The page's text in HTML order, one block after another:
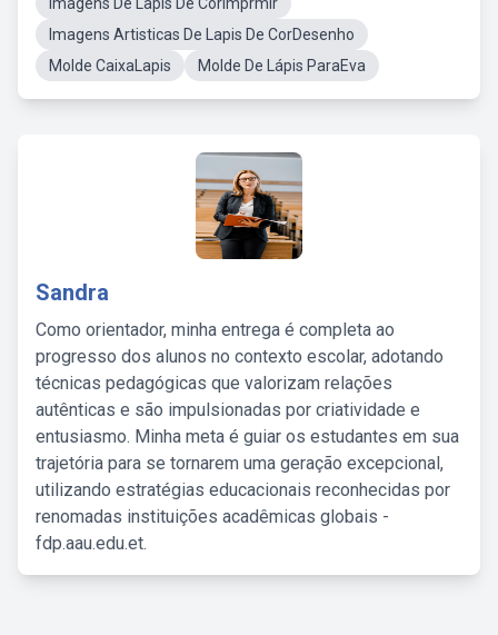
Imagens Artisticas De Lapis De CorDesenho
Molde CaixaLapis
Molde De Lápis ParaEva
Sandra
Como orientador, minha entrega é completa ao
progresso dos alunos no contexto escolar, adotando
técnicas pedagógicas que valorizam relações
autênticas e são impulsionadas por criatividade e
entusiasmo. Minha meta é guiar os estudantes em sua
trajetória para se tornarem uma geração excepcional,
utilizando estratégias educacionais reconhecidas por
renomadas instituições acadêmicas globais -
fdp.aau.edu.et.